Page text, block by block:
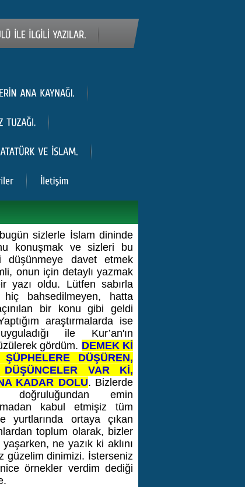
sizlerle İslam dininde
konuşmak ve sizleri bu
düşünmeye davet etmek
onun için detaylı yazmak
yazı oldu. Lütfen sabırla
bahsedilmeyen, hatta
bir konu gibi geldi
araştırmalarda ise
ile Kur’an'ın
gördüm. DEMEK Kİ
DÜŞÜREN,
VAR Kİ,
KADAR DOLU. Bizlerde
doğruluğundan emin
kabul etmişiz tüm
yurtlarında ortaya çıkan
toplum olarak, bizler
ne yazık ki aklını
güzelim dinimizi. İsterseniz
örnekler verdim dediği